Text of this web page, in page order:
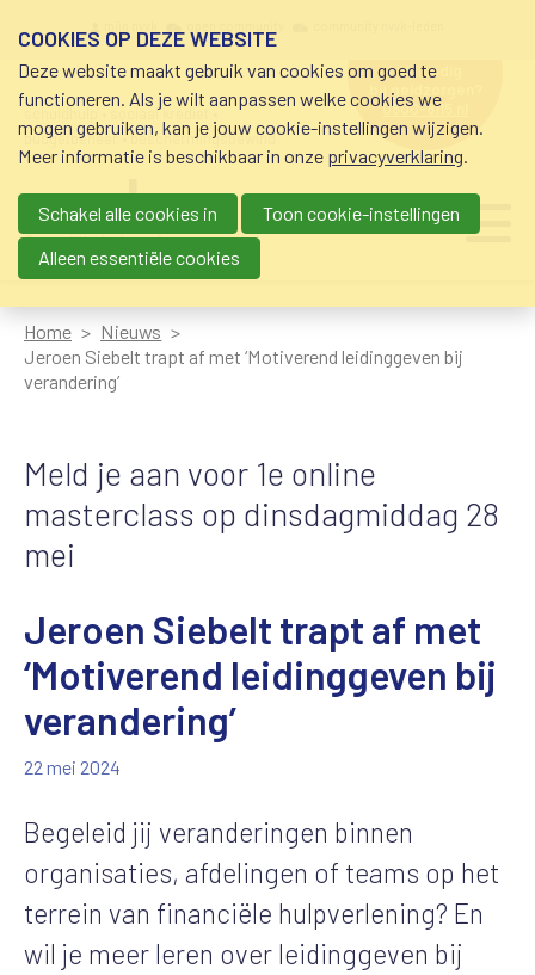
schuldhulp • sociaal krediet •
budgetbeheer • beschermingsbewind
hulp nodig
bij geldzorgen?
0800-8115.nl
Main navigation
Home
Nieuws
Jeroen Siebelt trapt af met ‘Motiverend leidinggeven bij
verandering’
Meld je aan voor 1e online
masterclass op dinsdagmiddag 28
mei
Jeroen Siebelt trapt af met
‘Motiverend leidinggeven bij
verandering’
22 mei 2024
Begeleid jij veranderingen binnen
organisaties, afdelingen of teams op het
terrein van financiële hulpverlening? En
wil je meer leren over leidinggeven bij
COOKIES OP DEZE WEBSITE
Deze website maakt gebruik van cookies om goed te
functioneren. Als je wilt aanpassen welke cookies we
mogen gebruiken, kan je jouw cookie-instellingen wijzigen.
Meer informatie is beschikbaar in onze privacyverklaring.
Schakel alle cookies in
Toon cookie-instellingen
Alleen essentiële cookies